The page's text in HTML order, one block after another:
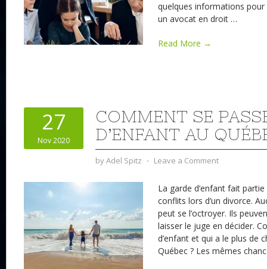
quelques informations
un avocat en droit …
Read More →
27
Nov 2020
COMMENT SE
D’ENFANT AU
byAdel Spitz ⋅ Leave a Comment
La garde d’enfant fait
conflits lors d’un divorce.
peut se l’octroyer. Ils
laisser le juge en décider.
d’enfant et qui a le plus de
Québec ? Les mêmes